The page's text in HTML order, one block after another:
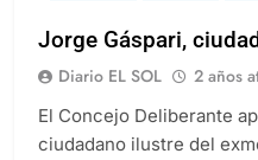
Jorge Gáspari,
Diario EL SOL 2 años
El Concejo Deliberante
ciudadano ilustre del